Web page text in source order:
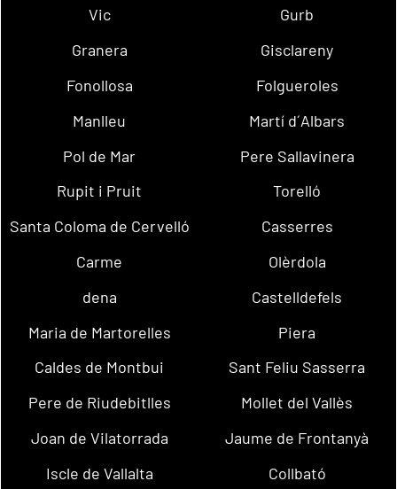
Vic
Gurb
Granera
Gisclareny
Fonollosa
Folgueroles
Manlleu
Martí d´Albars
Pol de Mar
Pere Sallavinera
Rupit i Pruit
Torelló
Santa Coloma de Cervelló
Casserres
Carme
Olèrdola
dena
Castelldefels
Maria de Martorelles
Piera
Caldes de Montbui
Sant Feliu Sasserra
Pere de Riudebitlles
Mollet del Vallès
Joan de Vilatorrada
Jaume de Frontanyà
Iscle de Vallalta
Collbató